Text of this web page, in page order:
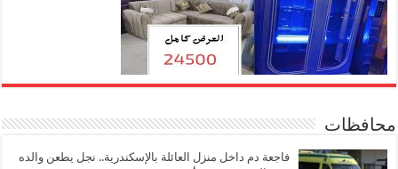
محافظات
فاجعة دم داخل منزل العائلة بالإسكندرية.. نجل يطعن والده